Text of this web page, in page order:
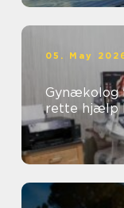
05. May
Gynækolog taastrup
rette hjælp